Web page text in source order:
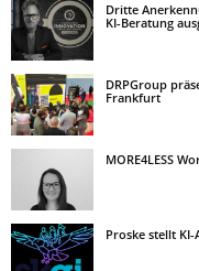
Dritte
KI-Beratung
DRPGroup
Frankfurt
MORE4LESS
Proske stellt